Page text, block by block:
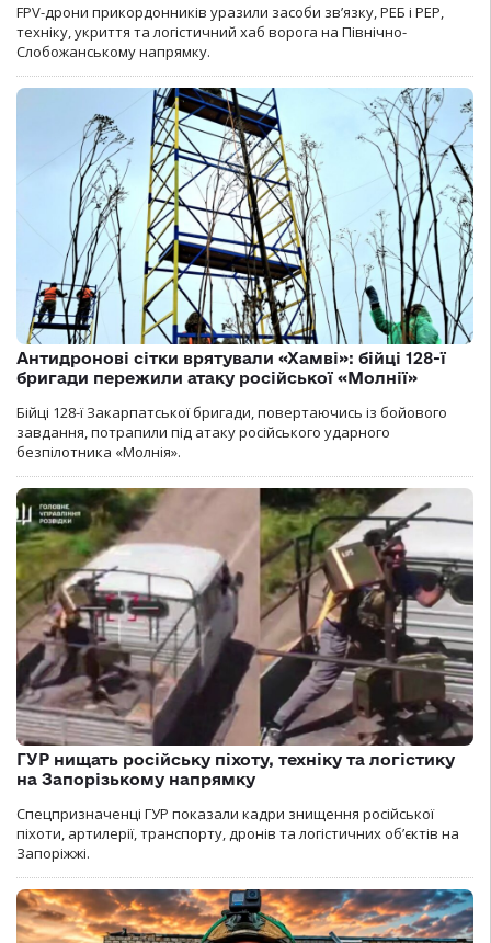
FPV-дрони прикордонників уразили засоби зв’язку, РЕБ і РЕР,
техніку, укриття та логістичний хаб ворога на Північно-
Слобожанському напрямку.
Антидронові сітки врятували «Хамві»: бійці 128-ї
бригади пережили атаку російської «Молнії»
Бійці 128-ї Закарпатської бригади, повертаючись із бойового
завдання, потрапили під атаку російського ударного
безпілотника «Молнія».
ГУР нищать російську піхоту, техніку та логістику
на Запорізькому напрямку
Спецпризначенці ГУР показали кадри знищення російської
піхоти, артилерії, транспорту, дронів та логістичних об’єктів на
Запоріжжі.